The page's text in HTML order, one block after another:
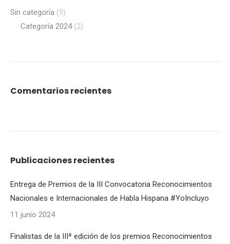
Sin categoría (9)
Categoría 2024(2)
Comentarios recientes
Publicaciones recientes
Entrega de Premios de la III Convocatoria Reconocimientos
Nacionales e Internacionales de Habla Hispana #YoIncluyo
11 junio 2024
Finalistas de la IIIª edición de los premios Reconocimientos